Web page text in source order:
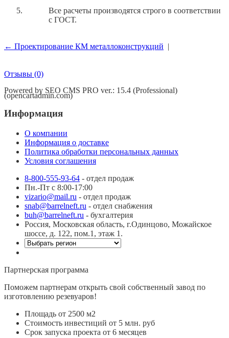
Все расчеты производятся строго в соответствии
с ГОСТ.
← Проектирование КМ металлоконструкций |
Отзывы (0)
Powered by SEO CMS PRO ver.: 15.4 (Professional)
(opencartadmin.com)
Информация
О компании
Информация о доставке
Политика обработки персональных данных
Условия соглашения
8-800-555-93-64 - отдел продаж
Пн.-Пт с 8:00-17:00
vizario@mail.ru - отдел продаж
snab@barrelneft.ru - отдел снабжения
buh@barrelneft.ru - бухгалтерия
Россия, Московская область, г.Одинцово, Можайское
шоссе, д. 122, пом.1, этаж 1.
Партнерская программа
Поможем партнерам открыть свой собственный завод по
изготовлению резевуаров!
Площадь от 2500 м2
Стоимость инвестиций от 5 млн. руб
Срок запуска проекта от 6 месяцев